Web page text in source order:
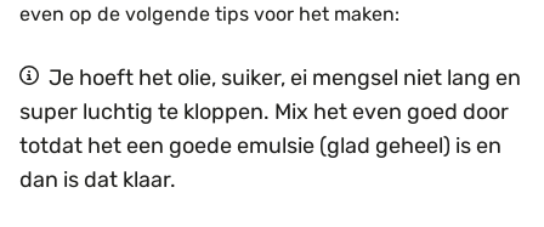
even op de volgende tips voor het maken:
Je hoeft het olie, suiker, ei mengsel niet lang en
super luchtig te kloppen. Mix het even goed door
totdat het een goede emulsie (glad geheel) is en
dan is dat klaar.